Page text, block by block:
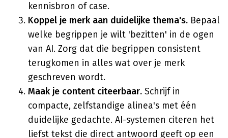
kennisbron of case.
Koppel je merk aan duidelijke thema's. Bepaal
welke begrippen je wilt 'bezitten' in de ogen
van AI. Zorg dat die begrippen consistent
terugkomen in alles wat over je merk
geschreven wordt.
Maak je content citeerbaar. Schrijf in
compacte, zelfstandige alinea's met één
duidelijke gedachte. AI-systemen citeren het
liefst tekst die direct antwoord geeft op een